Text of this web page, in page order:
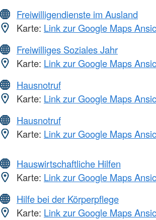
Freiwilligendienste im Ausland
Karte: Link zur Google Maps
Freiwilliges Soziales Jahr
Karte: Link zur Google Maps
Hausnotruf
Karte: Link zur Google Maps
Hausnotruf
Karte: Link zur Google Maps
Hauswirtschaftliche Hilfen
Karte: Link zur Google Maps
Hilfe bei der Körperpflege
Karte: Link zur Google Maps